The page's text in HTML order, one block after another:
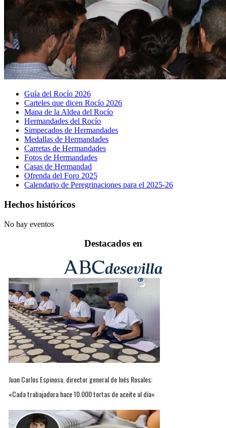
Guía del Rocío 2026
Carteles que dicen Rocío 2026
Mapa de la Aldea del Rocío
Hermandades del Rocío
Simpecados de Hermandades
Medallas de Hermandades
Carretas de Hermandades
Fotos de Hermandades
Casas de Hermandad
Ofrenda del Foro 2025
Calendario de Peregrinaciones para el 2025-26
Hechos históricos
No hay eventos
Destacados en
Juan Carlos Espinosa, director general de Inés Rosales:
«Cada trabajadora hace 10.000 tortas de aceite al día»